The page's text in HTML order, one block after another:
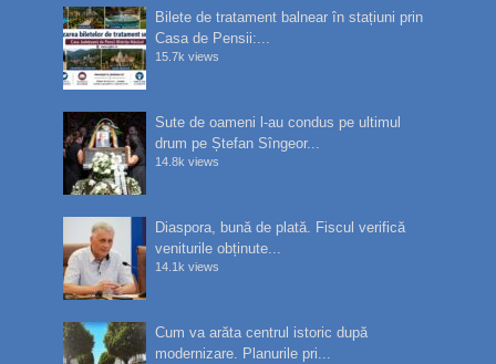
Bilete de tratament balnear în stațiuni prin
Casa de Pensii:...
15.7k views
Sute de oameni l-au condus pe ultimul
drum pe Ștefan Sîngeor...
14.8k views
Diaspora, bună de plată. Fiscul verifică
veniturile obținute...
14.1k views
Cum va arăta centrul istoric după
modernizare. Planurile pri...